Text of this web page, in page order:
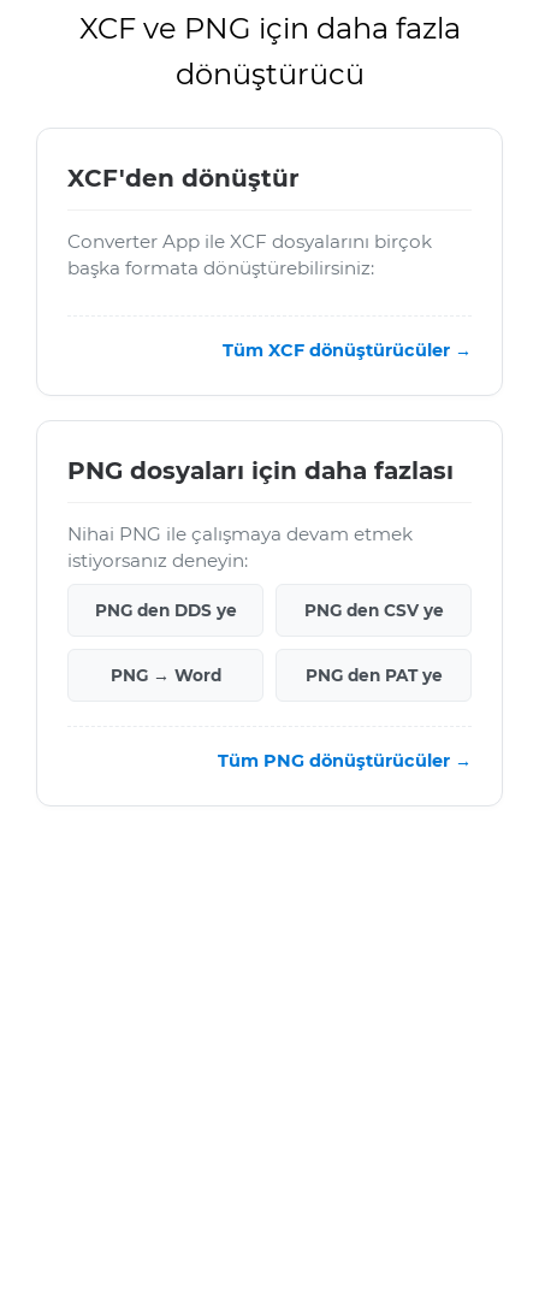
XCF ve PNG için daha fazla
dönüştürücü
XCF'den dönüştür
Converter App ile XCF dosyalarını birçok
başka formata dönüştürebilirsiniz:
Tüm XCF dönüştürücüler →
PNG dosyaları için daha fazlası
Nihai PNG ile çalışmaya devam etmek
istiyorsanız deneyin:
PNG den DDS ye PNG den CSV ye
PNG → Word PNG den PAT ye
Tüm PNG dönüştürücüler →